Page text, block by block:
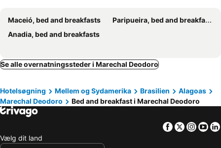
Maceió, bed and breakfasts
Paripueira, bed and breakfasts
Anadia, bed and breakfasts
Se alle overnatningssteder i Marechal Deodoro
Hotelsøgning Mellem og Sydamerika Brasilien
Alagoas
Marechal Deodoro
Bed and breakfast i Marechal Deodoro
Facebook
Twitter
Vælg dit land